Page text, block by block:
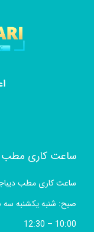
ساعت کاری مطب
ساعت کاری مطب
صبح: شنبه یکشنبه سه
10:00 – 12:30